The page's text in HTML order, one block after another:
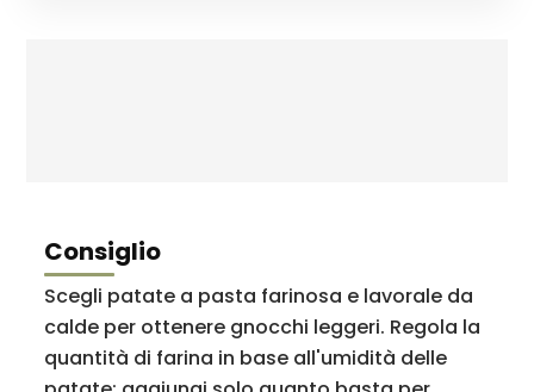
Consiglio
Scegli patate a pasta farinosa e lavorale da
calde per ottenere gnocchi leggeri. Regola la
quantità di farina in base all'umidità delle